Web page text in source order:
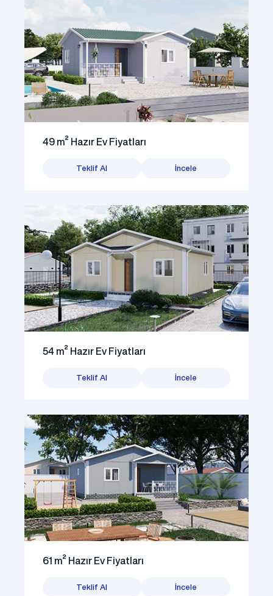
49 m² Hazır Ev Fiyatları
Teklif Al İncele
54 m² Hazır Ev Fiyatları
Teklif Al İncele
61 m² Hazır Ev Fiyatları
Teklif Al İncele